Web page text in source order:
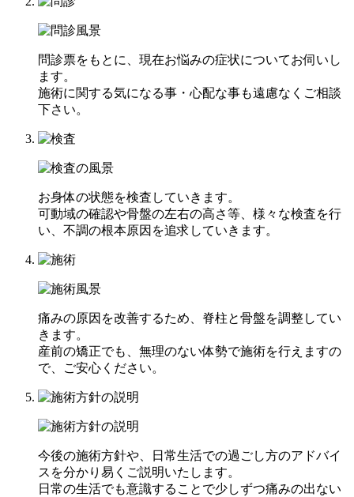
問診票をもとに、現在お悩みの症状についてお伺いし
ます。
施術に関する気になる事・心配な事も遠慮なくご相談
下さい。
お身体の状態を検査していきます。
可動域の確認や骨盤の左右の高さ等、様々な検査を行
い、不調の根本原因を追求していきます。
痛みの原因を改善するため、脊柱と骨盤を調整してい
きます。
産前の矯正でも、無理のない体勢で施術を行えますの
で、ご安心ください。
今後の施術方針や、日常生活での過ごし方のアドバイ
スを分かり易くご説明いたします。
日常の生活でも意識することで少しずつ痛みの出ない